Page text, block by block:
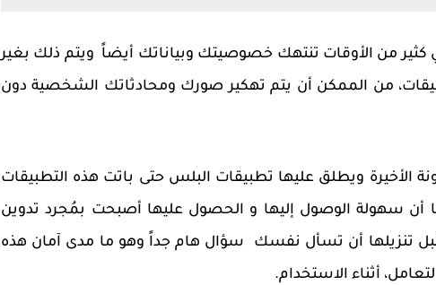
من الأوقات تنتهك خصوصيتك وبياناتك أيضاً ويتم ذلك بغير
من الممكن أن يتم تهكير صورك ومحادثاتك الشخصية دون
الأخيرة ويطلق عليها تطبيقات البلس حتى باتت هذه التطبيقات
أن سهولة الوصول إليها و الحصول عليها أصبحت بمُجرد تدوين
تنزيلها أن تسأل نفسك سؤال هام جداً وهو ما مدى آمان هذه
أثناء الاستخدام.